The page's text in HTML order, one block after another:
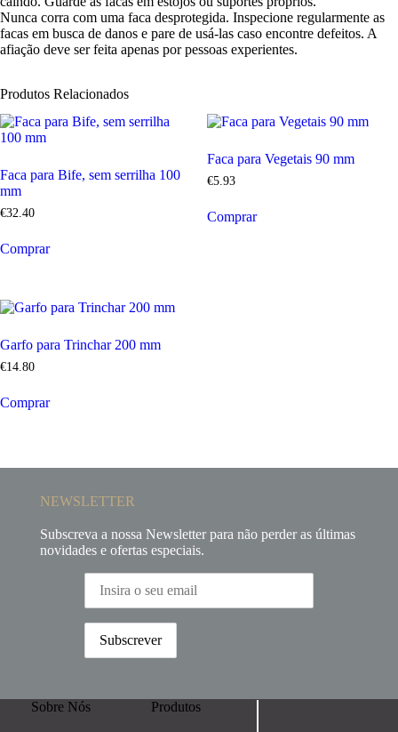
Nunca corra com uma faca desprotegida. Inspecione regularmente as
facas em busca de danos e pare de usá-las caso encontre defeitos. A
afiação deve ser feita apenas por pessoas experientes.
Produtos Relacionados
Faca para Bife, sem serrilha 100
mm
€32.40
Comprar
Faca para Vegetais 90 mm
€5.93
Comprar
Garfo para Trinchar 200 mm
€14 80
Comprar
NEWSLETTER
Subscreva a nossa Newsletter para não perder as últimas
novidades e ofertas especiais.
Sobre Nós Produtos